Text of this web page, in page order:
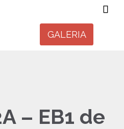

GALERIA
– EB1 de